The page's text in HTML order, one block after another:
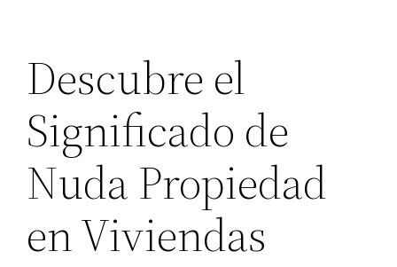
Descubre el
Significado de
Nuda Propiedad
en Viviendas